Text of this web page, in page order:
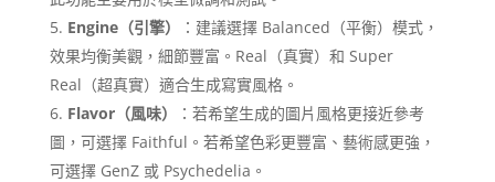
Engine（引擎）
：​建議選擇 Balanced（平衡）模式，
效果均衡美觀，細節豐富。Real（真實）和 Super
Real（超真實）適合生成寫實風格。​
Flavor（風味）
：​若希望生成的圖片風格更接近參考
圖，可選擇 Faithful。若希望色彩更豐富、藝術感更強，
可選擇 GenZ 或 Psychedelia。​